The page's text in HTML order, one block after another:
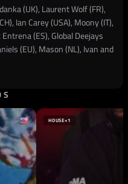
(UK), Laurent Wolf (FR),
Ian Carey (USA), Moony (IT),
(ES), Global Deejays
(EU), Mason (NL), Ivan and
HOUSE+1